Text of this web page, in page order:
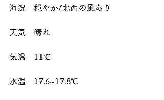
海況　穏やか/北西の風あり
天気　晴れ
気温　11℃
水温　17.6~17.8℃